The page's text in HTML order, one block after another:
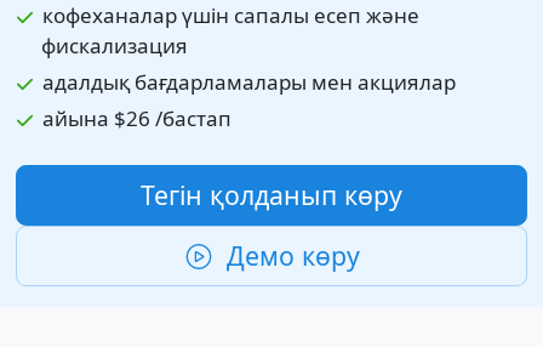
кофеханалар үшін сапалы есеп және
фискализация
адалдық бағдарламалары мен акциялар
айына $26 /бастап
Тегін қолданып көру
Демо көру